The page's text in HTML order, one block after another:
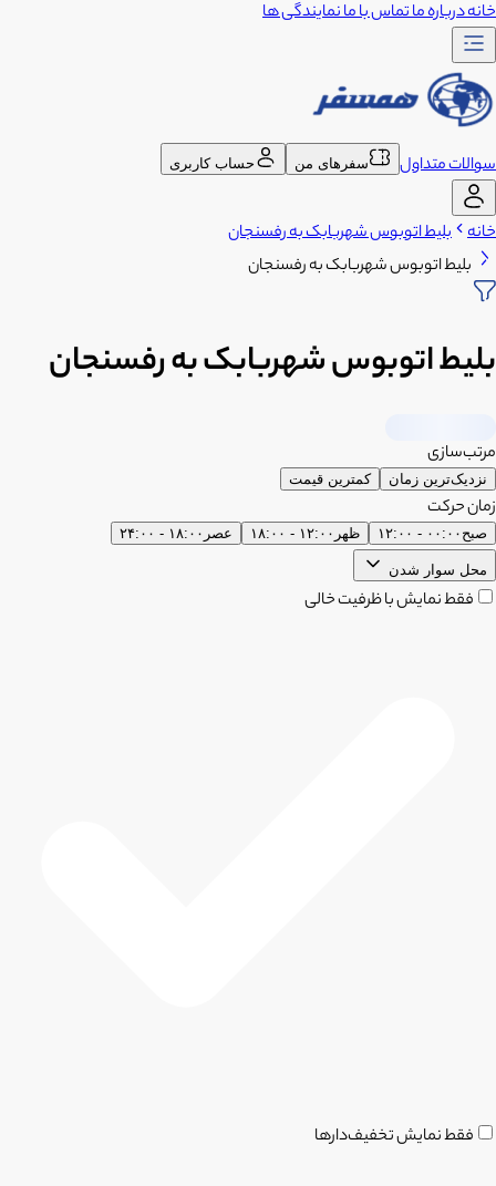
خانهدرباره ماتماس با مانمایندگی ها
سوالات متداول سفرهای من حساب کاربری
خانه بلیط اتوبوس شهربابک به رفسنجان
بلیط اتوبوس شهربابک به رفسنجان
بلیط اتوبوس شهربابک به رفسنجان
مرتب‌سازی
نزدیک‌ترین زمان کمترین قیمت
زمان حرکت
صبح ۰۰:۰۰ - ۱۲:۰۰ ظهر ۱۲:۰۰ - ۱۸:۰۰ عصر ۱۸:۰۰ - ۲۴:۰۰
محل سوار شدن
فقط نمایش با ظرفیت خالی
فقط نمایش تخفیف‌دارها